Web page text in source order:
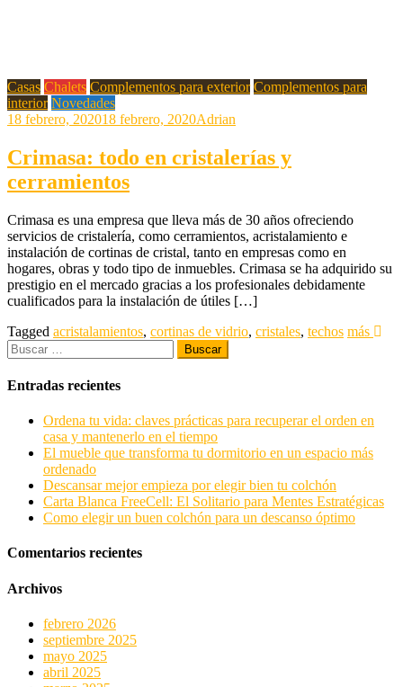
Casas Chalets Complementos para exterior Complementos para
interior Novedades
18 febrero, 202018 febrero, 2020Adrian
Crimasa: todo en cristalerías y
cerramientos
Crimasa es una empresa que lleva más de 30 años ofreciendo
servicios de cristalería, como cerramientos, acristalamiento e
instalación de cortinas de cristal, tanto en empresas como en
hogares, obras y todo tipo de inmuebles. Crimasa se ha adquirido su
prestigio en el mercado gracias a los profesionales debidamente
cualificados para la instalación de útiles […]
Tagged acristalamientos, cortinas de vidrio, cristales, techos más
Buscar:
Entradas recientes
Ordena tu vida: claves prácticas para recuperar el orden en
casa y mantenerlo en el tiempo
El mueble que transforma tu dormitorio en un espacio más
ordenado
Descansar mejor empieza por elegir bien tu colchón
Carta Blanca FreeCell: El Solitario para Mentes Estratégicas
Como elegir un buen colchón para un descanso óptimo
Comentarios recientes
Archivos
febrero 2026
septiembre 2025
mayo 2025
abril 2025